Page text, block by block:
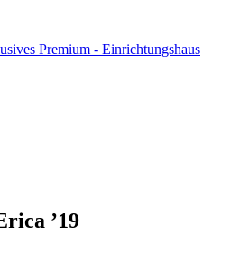
’19